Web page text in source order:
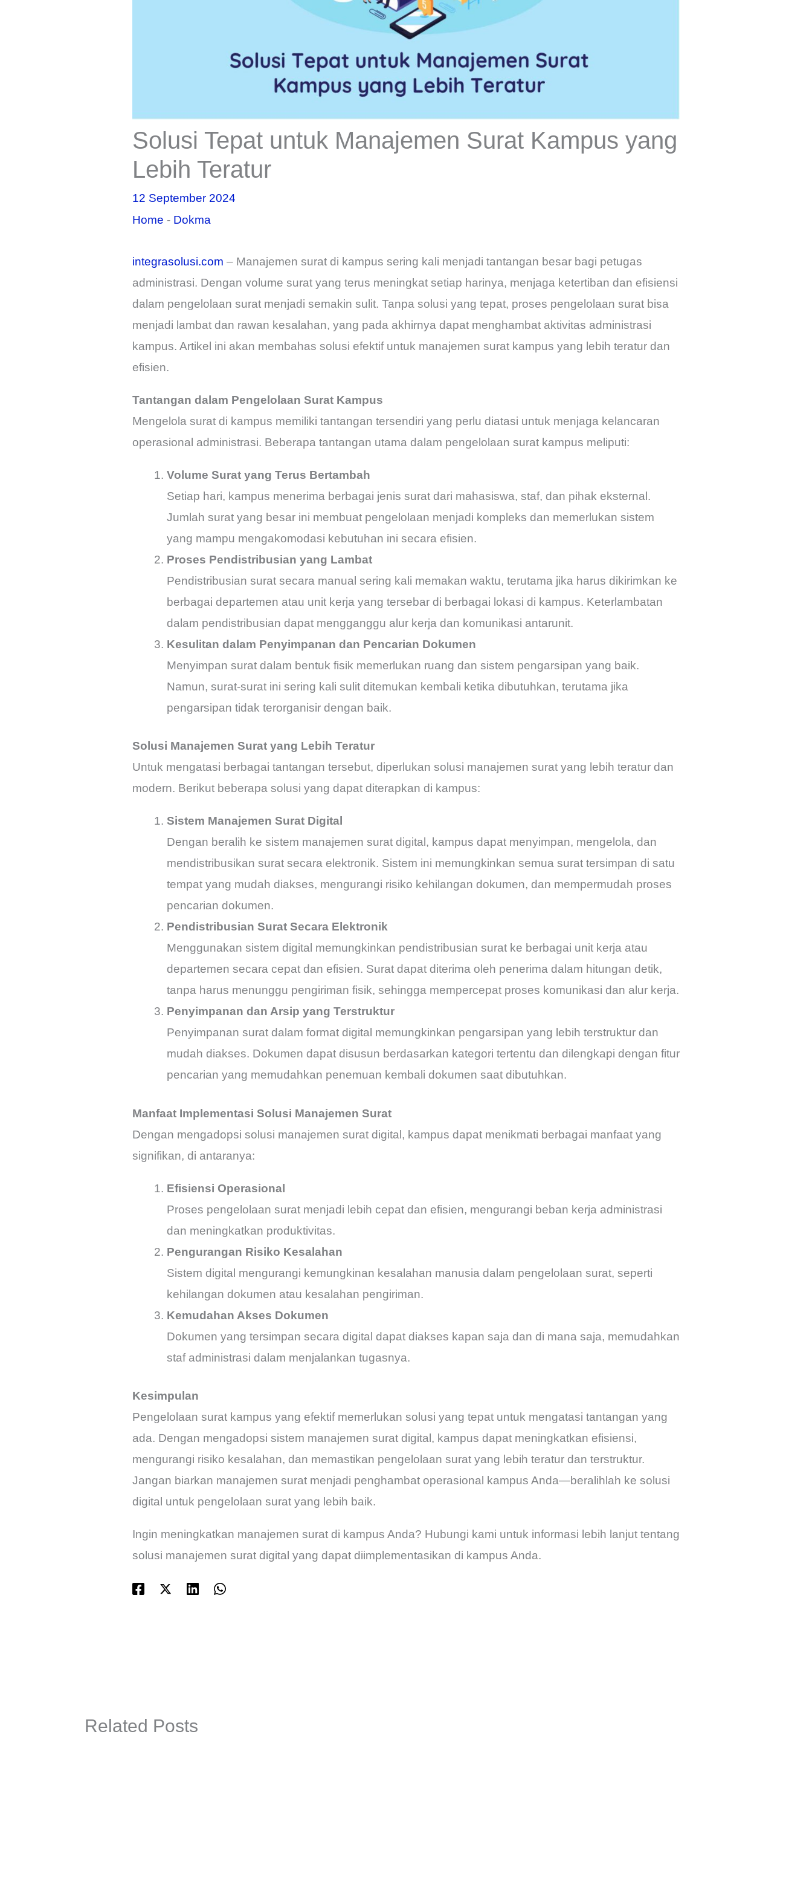
Solusi Tepat untuk Manajemen Surat Kampus yang
Lebih Teratur
12 September 2024
Home - Dokma
integrasolusi.com – Manajemen surat di kampus sering kali menjadi tantangan besar bagi petugas
administrasi. Dengan volume surat yang terus meningkat setiap harinya, menjaga ketertiban dan efisiensi
dalam pengelolaan surat menjadi semakin sulit. Tanpa solusi yang tepat, proses pengelolaan surat bisa
menjadi lambat dan rawan kesalahan, yang pada akhirnya dapat menghambat aktivitas administrasi
kampus. Artikel ini akan membahas solusi efektif untuk manajemen surat kampus yang lebih teratur dan
efisien.
Tantangan dalam Pengelolaan Surat Kampus
Mengelola surat di kampus memiliki tantangan tersendiri yang perlu diatasi untuk menjaga kelancaran
operasional administrasi. Beberapa tantangan utama dalam pengelolaan surat kampus meliputi:
Volume Surat yang Terus Bertambah
Setiap hari, kampus menerima berbagai jenis surat dari mahasiswa, staf, dan pihak eksternal.
Jumlah surat yang besar ini membuat pengelolaan menjadi kompleks dan memerlukan sistem
yang mampu mengakomodasi kebutuhan ini secara efisien.
Proses Pendistribusian yang Lambat
Pendistribusian surat secara manual sering kali memakan waktu, terutama jika harus dikirimkan ke
berbagai departemen atau unit kerja yang tersebar di berbagai lokasi di kampus. Keterlambatan
dalam pendistribusian dapat mengganggu alur kerja dan komunikasi antarunit.
Kesulitan dalam Penyimpanan dan Pencarian Dokumen
Menyimpan surat dalam bentuk fisik memerlukan ruang dan sistem pengarsipan yang baik.
Namun, surat-surat ini sering kali sulit ditemukan kembali ketika dibutuhkan, terutama jika
pengarsipan tidak terorganisir dengan baik.
Solusi Manajemen Surat yang Lebih Teratur
Untuk mengatasi berbagai tantangan tersebut, diperlukan solusi manajemen surat yang lebih teratur dan
modern. Berikut beberapa solusi yang dapat diterapkan di kampus:
Sistem Manajemen Surat Digital
Dengan beralih ke sistem manajemen surat digital, kampus dapat menyimpan, mengelola, dan
mendistribusikan surat secara elektronik. Sistem ini memungkinkan semua surat tersimpan di satu
tempat yang mudah diakses, mengurangi risiko kehilangan dokumen, dan mempermudah proses
pencarian dokumen.
Pendistribusian Surat Secara Elektronik
Menggunakan sistem digital memungkinkan pendistribusian surat ke berbagai unit kerja atau
departemen secara cepat dan efisien. Surat dapat diterima oleh penerima dalam hitungan detik,
tanpa harus menunggu pengiriman fisik, sehingga mempercepat proses komunikasi dan alur kerja.
Penyimpanan dan Arsip yang Terstruktur
Penyimpanan surat dalam format digital memungkinkan pengarsipan yang lebih terstruktur dan
mudah diakses. Dokumen dapat disusun berdasarkan kategori tertentu dan dilengkapi dengan fitur
pencarian yang memudahkan penemuan kembali dokumen saat dibutuhkan.
Manfaat Implementasi Solusi Manajemen Surat
Dengan mengadopsi solusi manajemen surat digital, kampus dapat menikmati berbagai manfaat yang
signifikan, di antaranya:
Efisiensi Operasional
Proses pengelolaan surat menjadi lebih cepat dan efisien, mengurangi beban kerja administrasi
dan meningkatkan produktivitas.
Pengurangan Risiko Kesalahan
Sistem digital mengurangi kemungkinan kesalahan manusia dalam pengelolaan surat, seperti
kehilangan dokumen atau kesalahan pengiriman.
Kemudahan Akses Dokumen
Dokumen yang tersimpan secara digital dapat diakses kapan saja dan di mana saja, memudahkan
staf administrasi dalam menjalankan tugasnya.
Kesimpulan
Pengelolaan surat kampus yang efektif memerlukan solusi yang tepat untuk mengatasi tantangan yang
ada. Dengan mengadopsi sistem manajemen surat digital, kampus dapat meningkatkan efisiensi,
mengurangi risiko kesalahan, dan memastikan pengelolaan surat yang lebih teratur dan terstruktur.
Jangan biarkan manajemen surat menjadi penghambat operasional kampus Anda—beralihlah ke solusi
digital untuk pengelolaan surat yang lebih baik.
Ingin meningkatkan manajemen surat di kampus Anda? Hubungi kami untuk informasi lebih lanjut tentang
solusi manajemen surat digital yang dapat diimplementasikan di kampus Anda.
Related Posts